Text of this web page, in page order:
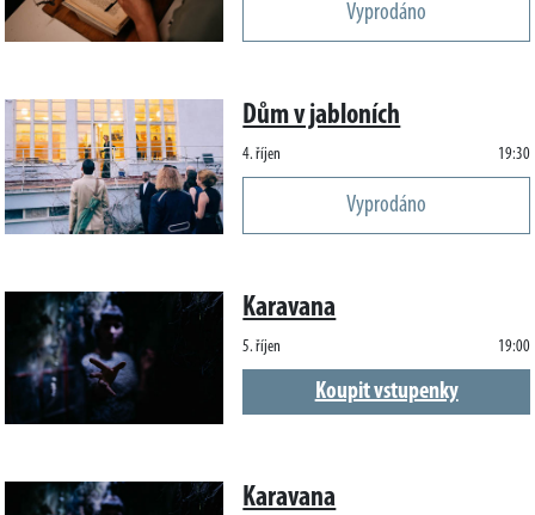
Vyprodáno
Dům v jabloních
4. říjen 19:30
Vyprodáno
Karavana
5. říjen 19:00
Koupit vstupenky
Karavana